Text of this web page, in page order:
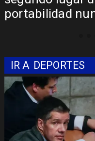
portabilidad
IR A DEPORTES